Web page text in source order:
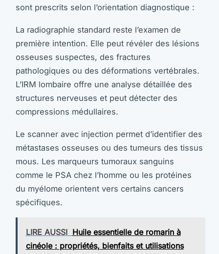
sont prescrits selon l’orientation diagnostique :
La radiographie standard reste l’examen de
première intention. Elle peut révéler des lésions
osseuses suspectes, des fractures
pathologiques ou des déformations vertébrales.
L’IRM lombaire offre une analyse détaillée des
structures nerveuses et peut détecter des
compressions médullaires.
Le scanner avec injection permet d’identifier des
métastases osseuses ou des tumeurs des tissus
mous. Les marqueurs tumoraux sanguins
comme le PSA chez l’homme ou les protéines
du myélome orientent vers certains cancers
spécifiques.
LIRE AUSSI Huile essentielle de romarin à
cinéole : propriétés, bienfaits et utilisations